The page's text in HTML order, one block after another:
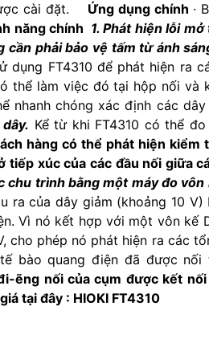
cài đặt. Ứng dụng chính ·
năng chính 1. Phát hiện lỗi
cần phải bảo vệ tấm từ ánh
FT4310 để phát hiện ra
thể làm việc đó tại hộp nối và
nhanh chóng xác định các
Kể từ khi FT4310 có thể
hàng có thể phát hiện kiểm
xúc của các đầu nối giữa
chu trình bằng một máy đo vôn
ra của dây giảm (khoảng 10 V)
Vì nó kết hợp với một vôn kế
cho phép nó phát hiện ra các
bào quang điện đã được nối
ẽng nối của cụm được kết
tại đây : HIOKI FT4310